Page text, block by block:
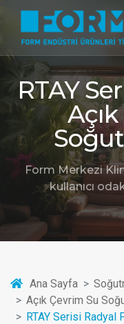
RTAY
Form Merkezi
kullanıcı
Ana Sayfa
Açık Çevrim Su
RTAY Serisi Radyal